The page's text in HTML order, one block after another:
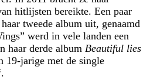
hitlijsten bereikte. Een paar
tweede album uit, genaamd
werd in vele landen een
haar derde album Beautiful lies
19-jarige met de single